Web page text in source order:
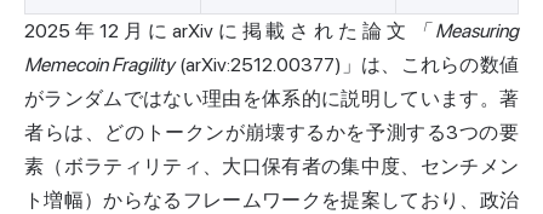
2025年12月にarXivに掲載された論文
「Measuring
Memecoin Fragility(arXiv:2512.00377)」は、これらの数値
がランダムではない理由を体系的に説明しています。著
者らは、どのトークンが崩壊するかを予測する3つの要
素（ボラティリティ、大口保有者の集中度、センチメン
ト増幅）からなるフレームワークを提案しており、政治